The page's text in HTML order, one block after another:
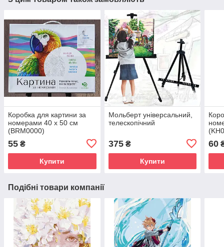
Коробка для картини за
номерами 40 х 50 см
(BRM0000)
55 ₴
Купити
Мольберт універсальний,
телескопічний
375₴
Купити
60
Подібні товари компанії